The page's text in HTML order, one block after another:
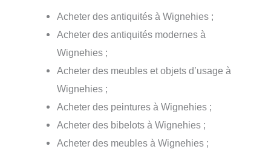
Acheter des antiquités à Wignehies ;
Acheter des antiquités modernes à
Wignehies ;
Acheter des meubles et objets d’usage à
Wignehies ;
Acheter des peintures à Wignehies ;
Acheter des bibelots à Wignehies ;
Acheter des meubles à Wignehies ;